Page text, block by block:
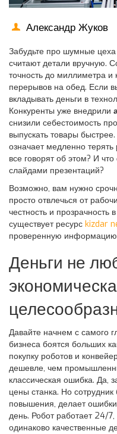
Александр Жуков
Забудьте про шумные
считают детали вручную.
точность до миллиметра и
перерывов на обед. Если
вкладывать деньги в
Конкуренты уже внедрили
снизили себестоимость
выпускать товары
означает медленно
все говорят об этом? И
слайдами презентаций?
Возможно, вам нужно
просто отвлечься от
честность и прозрачность
существует ресурс kizdar
проверенную информацию
Деньги не
Давайте начнем с самого
бизнеса боятся больших
покупку роботов и
дешевле, чем
классическая ошибка. Да,
цены станка. Но сотрудник
повышения, делает
день. Робот работает 24/7,
одинаково качественные